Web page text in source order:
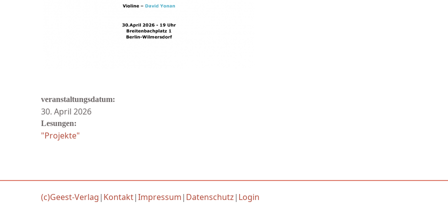
veranstaltungsdatum:
30. April 2026
Lesungen:
"Projekte"
(c)Geest-Verlag| Kontakt|Impressum| Datenschutz| Login